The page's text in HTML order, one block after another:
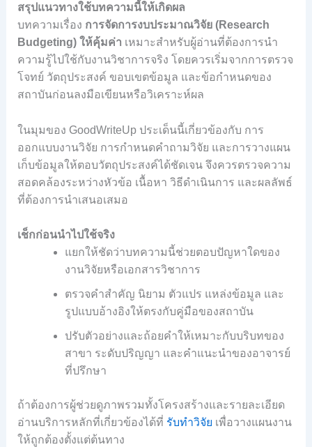
สรุปแนวทางใช้บทความนี้ให้เกิดผล
บทความเรื่อง การจัดการงบประมาณวิจัย (Research
Budgeting) ให้คุ้มค่า เหมาะสำหรับผู้อ่านที่ต้องการนำ
ความรู้ไปใช้กับงานวิชาการจริง โดยควรเริ่มจากการตรวจ
โจทย์ วัตถุประสงค์ ขอบเขตข้อมูล และข้อกำหนดของ
สถาบันก่อนลงมือเขียนหรือวิเคราะห์ผล
ในมุมของ GoodWriteUp ประเด็นนี้เกี่ยวข้องกับ การ
ออกแบบงานวิจัย การกำหนดคำถามวิจัย และการวางแผน
เก็บข้อมูลให้ตอบวัตถุประสงค์ได้ชัดเจน จึงควรตรวจความ
สอดคล้องระหว่างหัวข้อ เนื้อหา วิธีดำเนินการ และผลลัพธ์
ที่ต้องการนำเสนอเสมอ
เช็กก่อนนำไปใช้จริง
แยกให้ชัดว่าบทความนี้ช่วยตอบปัญหาใดของ
งานวิจัยหรือเอกสารวิชาการ
ตรวจคำสำคัญ นิยาม ตัวแปร แหล่งข้อมูล และ
รูปแบบอ้างอิงให้ตรงกับคู่มือของสถาบัน
ปรับตัวอย่างและถ้อยคำให้เหมาะกับบริบทของ
สาขา ระดับปริญญา และคำแนะนำของอาจารย์
ที่ปรึกษา
ถ้าต้องการผู้ช่วยดูภาพรวมทั้งโครงสร้างและรายละเอียด
อ่านบริการหลักที่เกี่ยวข้องได้ที่ รับทำวิจัย เพื่อวางแผนงาน
ให้ถูกต้องตั้งแต่ต้นทาง